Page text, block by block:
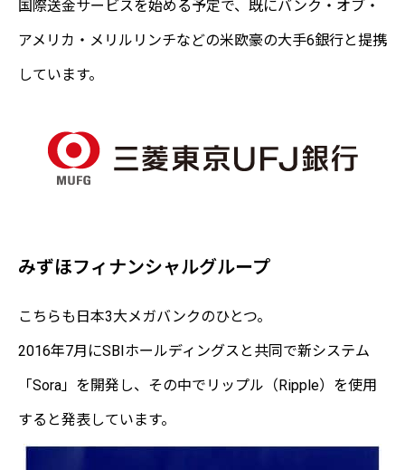
国際送金サービスを始める予定で、既にバンク・オブ・
アメリカ・メリルリンチなどの米欧豪の大手6銀行と提携
しています。
みずほフィナンシャルグループ
こちらも日本3大メガバンクのひとつ。
2016年7月にSBIホールディングスと共同で新システム
「Sora」を開発し、その中でリップル（Ripple）を使用
すると発表しています。